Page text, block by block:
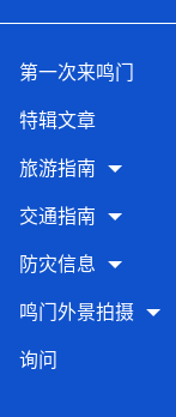
第一次来鸣门
特辑文章
旅游指南
交通指南
防灾信息
鸣门外景拍摄
询问